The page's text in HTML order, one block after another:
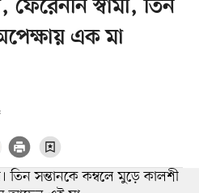
স্বামী, তিন
এক মা